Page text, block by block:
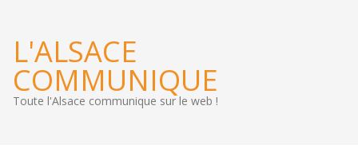
L'ALSACE
COMMUNIQUE
Toute l'Alsace communique sur le web !